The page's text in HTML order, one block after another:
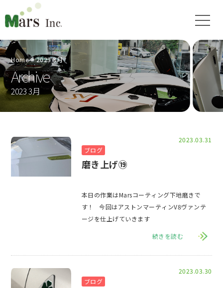
Home 2023 3月
Archive
2023 3月
2023.03.31
ブログ
磨き上げ⑲
本日の作業はMarsコーティング下地磨きで
す！ 今回はアストンマーティンV8ヴァンテ
続きを読む
2023.03.30
ブログ